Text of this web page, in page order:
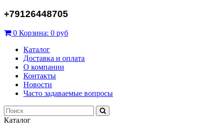
+79126448705
0 Корзина: 0 руб
Каталог
Доставка и оплата
О компании
Контакты
Новости
Часто задаваемые вопросы
Каталог